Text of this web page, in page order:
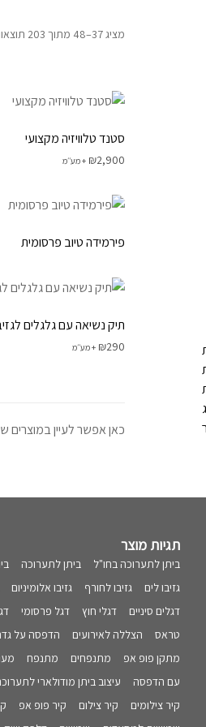
מציג 37–48 מתוך 203 תוצאות
סטנד טלוויזיה מקצועי
₪2,900 + מע׳׳מ
פירמידה טיוב פרסומית
תיק נשיאה עם גלגלים לגזיבו 3*3
₪290 + מע׳׳מ
כאן אפשר לעיין במוצרים
תגיות מוצר
ביתן לתערוכה
ביתן לתערוכה בחו"ל
גזיבו אלומיניום גזיבו לחורף
גזיבו לים
דגל פרסומי דגלי חוץ
דגלים סיניים
הדפסה על הצללה לאירועים
טראס
מתנפח מתנפחים
מתקן פופ אפ
עיצוב ביתן מודולארי
עם הדפסה
קיר פופ אפ קיר צילום
קיר צילומים